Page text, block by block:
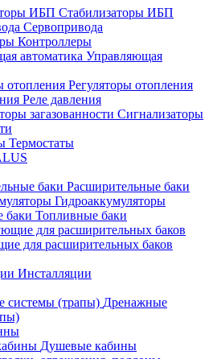
Стабилизаторы ИБП
Сервопривода
Контроллеры
Управляющая
Регуляторы отопления
Реле давления
Сигнализаторы
Термостаты
Расширительные баки
Гидроаккумуляторы
Топливные баки
для расширительных баков
Инсталляции
Дренажные
Душевые кабины